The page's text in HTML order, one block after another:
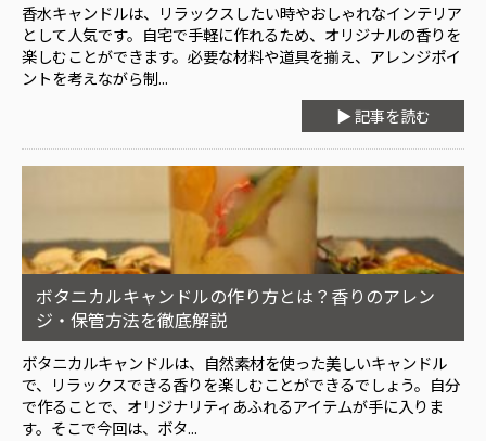
香水キャンドルは、リラックスしたい時やおしゃれなインテリア
として人気です。自宅で手軽に作れるため、オリジナルの香りを
楽しむことができます。必要な材料や道具を揃え、アレンジポイ
ントを考えながら制...
▶ 記事を読む
ボタニカルキャンドルの作り方とは？香りのアレン
ジ・保管方法を徹底解説
ボタニカルキャンドルは、自然素材を使った美しいキャンドル
で、リラックスできる香りを楽しむことができるでしょう。自分
で作ることで、オリジナリティあふれるアイテムが手に入りま
す。そこで今回は、ボタ...